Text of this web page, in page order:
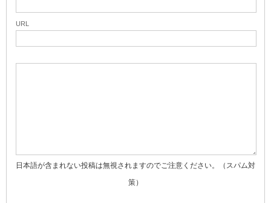
URL
日本語が含まれない投稿は無視されますのでご注意ください。（スパム対
策）